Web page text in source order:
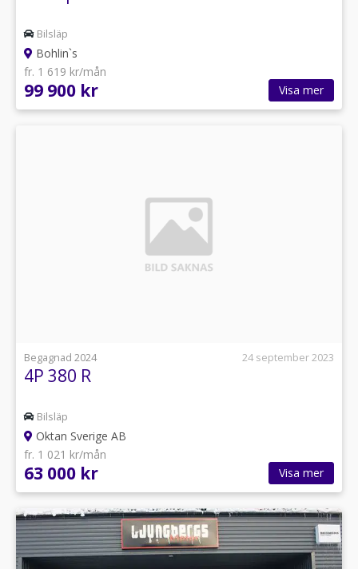
Bilsläp
Bohlin`s
fr. 1 619 kr/mån
99 900 kr Visa mer
Begagnad 2024 24 september 2023
4P 380 R
Bilsläp
Oktan Sverige AB
fr. 1 021 kr/mån
63 000 kr Visa mer